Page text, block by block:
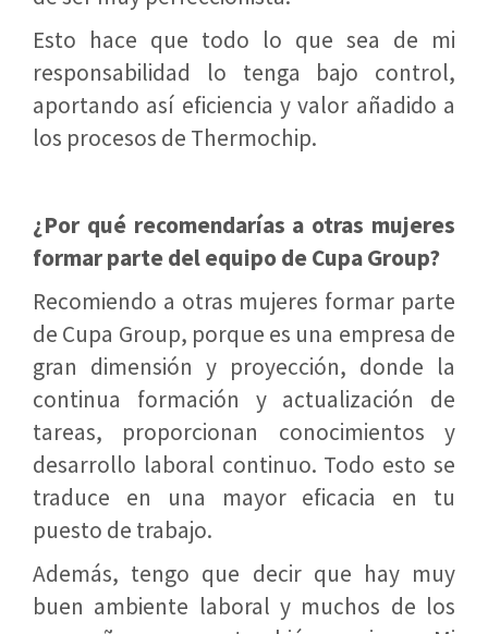
Esto hace que todo lo que sea de mi
responsabilidad lo tenga bajo control,
aportando así eficiencia y valor añadido a
los procesos de Thermochip.
¿Por qué recomendarías a otras mujeres
formar parte del equipo de Cupa Group?
Recomiendo a otras mujeres formar parte
de Cupa Group, porque es una empresa de
gran dimensión y proyección, donde la
continua formación y actualización de
tareas, proporcionan conocimientos y
desarrollo laboral continuo. Todo esto se
traduce en una mayor eficacia en tu
puesto de trabajo.
Además, tengo que decir que hay muy
buen ambiente laboral y muchos de los